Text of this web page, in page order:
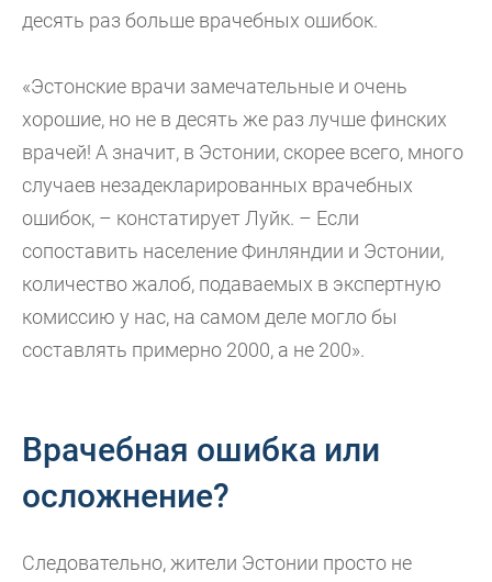
десять раз больше врачебных ошибок.
«Эстонские врачи замечательные и очень
хорошие, но не в десять же раз лучше финских
врачей! А значит, в Эстонии, скорее всего, много
случаев незадекларированных врачебных
ошибок, – констатирует Луйк. – Если
сопоставить население Финляндии и Эстонии,
количество жалоб, подаваемых в экспертную
комиссию у нас, на самом деле могло бы
составлять примерно 2000, а не 200».
Врачебная ошибка или
осложнение?
Следовательно, жители Эстонии просто не